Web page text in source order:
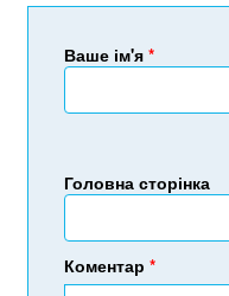
Ваше ім'я*
Головна сторінка
Коментар*